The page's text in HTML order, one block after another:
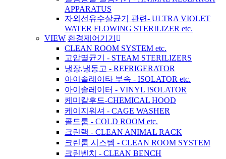
APPARATUS
자외선유수살균기 관련- ULTRA VIOLET
WATER FLOWING STERILIZER etc.
VIEW 환경제어기기
CLEAN ROOM SYSTEM etc.
고압멸균기 - STEAM STERILIZERS
냉장,냉동고 - REFRIGERATOR
아이솔레이타 부속 - ISOLATOR etc.
아이솔레이터 - VINYL ISOLATOR
케미칼후드-CHEMICAL HOOD
케이지워셔 - CAGE WASHER
콜드룸 - COLD ROOM etc.
크린랙 - CLEAN ANIMAL RACK
크린룸 시스템 - CLEAN ROOM SYSTEM
크린벤치 - CLEAN BENCH